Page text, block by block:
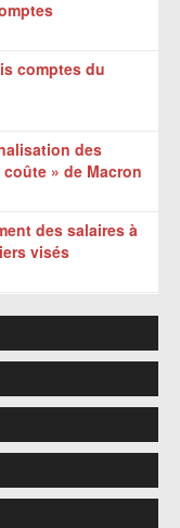
comptes du
des
» de Macron
des salaires à
visés